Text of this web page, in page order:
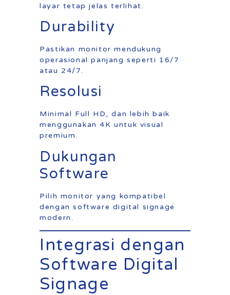
layar tetap jelas terlihat.
Durability
Pastikan monitor mendukung
operasional panjang seperti 16/7
atau 24/7.
Resolusi
Minimal Full HD, dan lebih baik
menggunakan 4K untuk visual
premium.
Dukungan
Software
Pilih monitor yang kompatibel
dengan software digital signage
modern.
Integrasi dengan
Software Digital
Signage